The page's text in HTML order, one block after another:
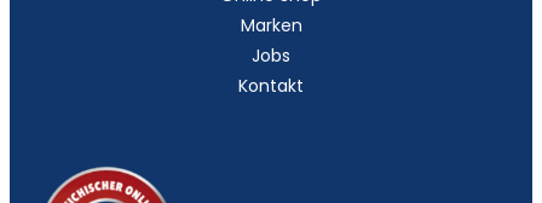
Marken
Jobs
Kontakt